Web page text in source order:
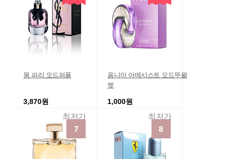
몽 파리 오드퍼퓸
3,870원
최저가
옴니아 아메시스트 오드뚜왈
렛
1,000원
최저가